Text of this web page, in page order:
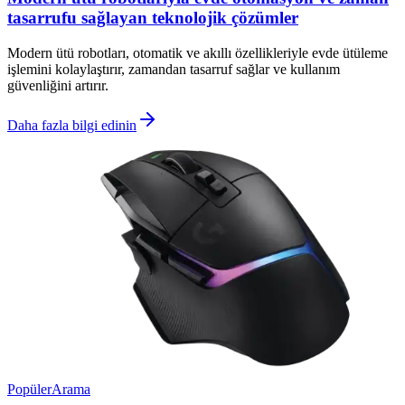
tasarrufu sağlayan teknolojik çözümler
Modern ütü robotları, otomatik ve akıllı özellikleriyle evde ütüleme
işlemini kolaylaştırır, zamandan tasarruf sağlar ve kullanım
güvenliğini artırır.
Daha fazla bilgi edinin
PopülerArama